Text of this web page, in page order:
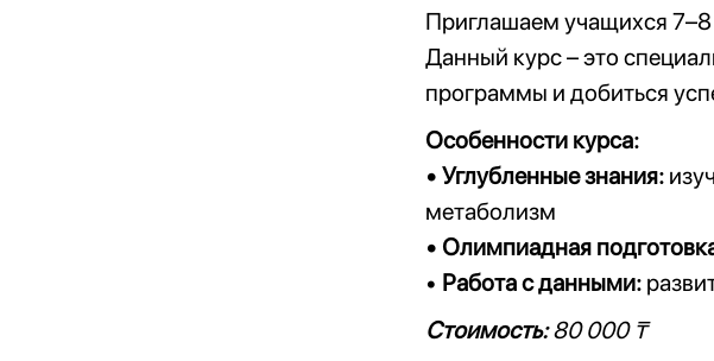
Приглашаем учащихся
Данный курс–это
программы и добиться
Особенности курса:
• Углубленные знания:
метаболизм
• Олимпиадная
• Работа с данными:
Стоимость:80 000 ₸